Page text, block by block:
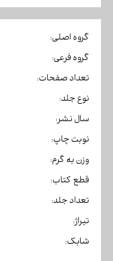
گروه اصلی:
گروه فرعی:
تعداد صفحات:
نوع جلد:
سال نشر:
نوبت چاپ:
وزن به گرم:
قطع کتاب:
تعداد جلد:
تیراژ:
شابک: